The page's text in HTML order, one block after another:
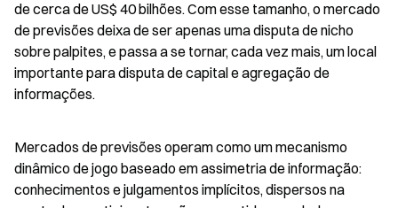
de cerca de US$ 40 bilhões. Com esse tamanho, o mercado
de previsões deixa de ser apenas uma disputa de nicho
sobre palpites, e passa a se tornar, cada vez mais, um local
importante para disputa de capital e agregação de
informações.
Mercados de previsões operam como um mecanismo
dinâmico de jogo baseado em assimetria de informação:
conhecimentos e julgamentos implícitos, dispersos na